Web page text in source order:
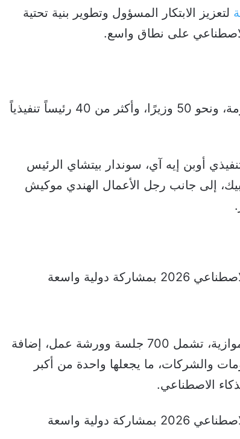
لتعزيز الابتكار المسؤول وتطوير بنية تحتية
على نطاق واسع.
يشارك في القمة أكثر من 15 رئيس حكومة، ونحو 50 وزيرًا، وأكثر من 40 رئيساً تنفيذياً
أوبن إيه آي، سوندار بيتشاي الرئيس
إلى جانب رجل الأعمال الهندي موكيش
تشهد القمة تنظيم أكثر من 500 فعالية موازية، تشمل 700 جلسة وورشة عمل، إضافة
والشركات، ما يجعلها واحدة من أكبر
الاصطناعي.